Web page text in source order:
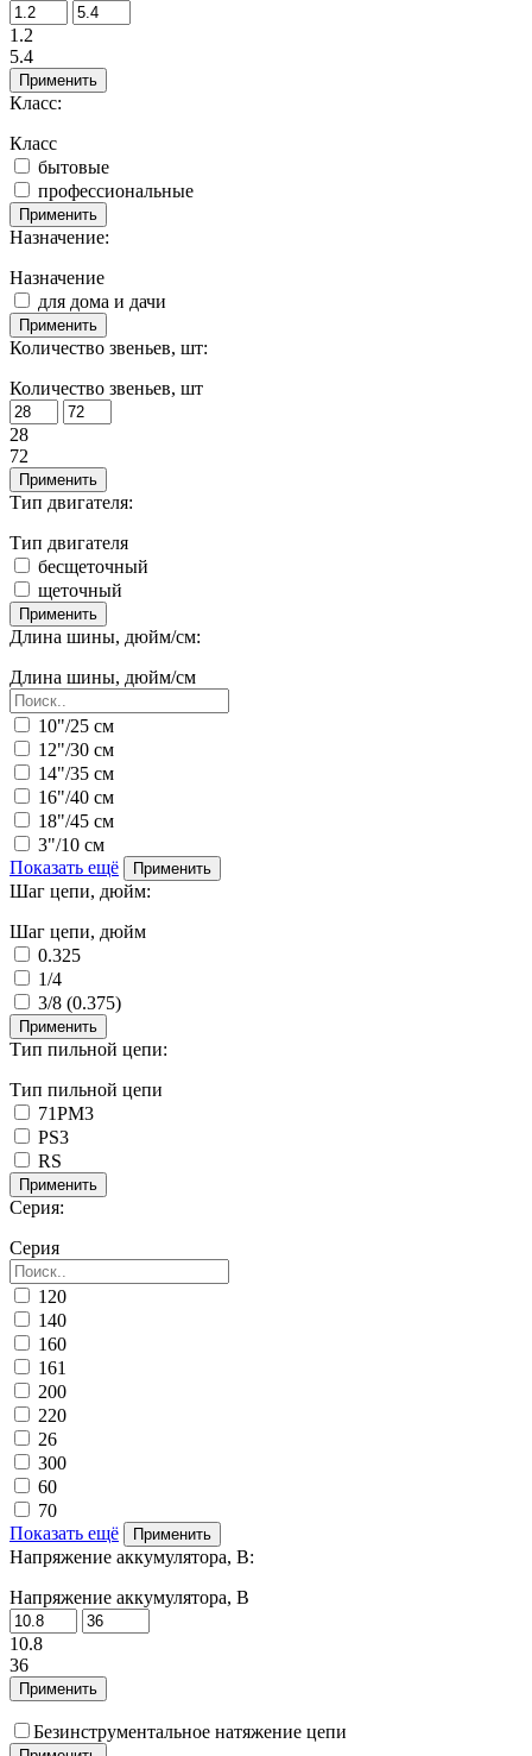
1.2
5.4
Применить
Класс:
Класс
бытовые
профессиональные
Применить
Назначение:
Назначение
для дома и дачи
Применить
Количество звеньев, шт:
Количество звеньев, шт
28
72
Применить
Тип двигателя:
Тип двигателя
бесщеточный
щеточный
Применить
Длина шины, дюйм/см:
Длина шины, дюйм/см
10"/25 см
12"/30 см
14"/35 см
16"/40 см
18"/45 см
3"/10 см
Показать ещё
Применить
Шаг цепи, дюйм:
Шаг цепи, дюйм
0.325
1/4
3/8 (0.375)
Применить
Тип пильной цепи:
Тип пильной цепи
71PM3
PS3
RS
Применить
Серия:
Серия
120
140
160
161
200
220
26
300
60
70
Показать ещё
Применить
Напряжение аккумулятора, В:
Напряжение аккумулятора, В
10.8
36
Применить
Безинструментальное натяжение цепи